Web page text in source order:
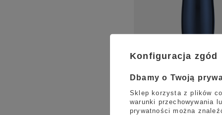
Konfiguracja zgód
Dbamy o Twoją
Sklep korzysta z plików
warunki przechowywania
prywatności można